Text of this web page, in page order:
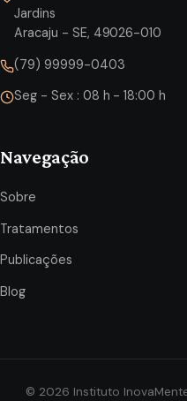
Jardins
Aracaju - SE, 49026-010
(79) 99999-0403
Seg - Sex : 08 h - 18:00 h
Navegação
Sobre
Tratamentos
Publicações
Blog
© 2026 Instituto